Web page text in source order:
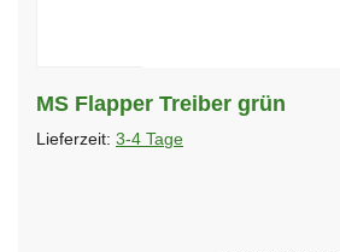
MS Flapper Treiber grün
Lieferzeit: 3-4 Tage